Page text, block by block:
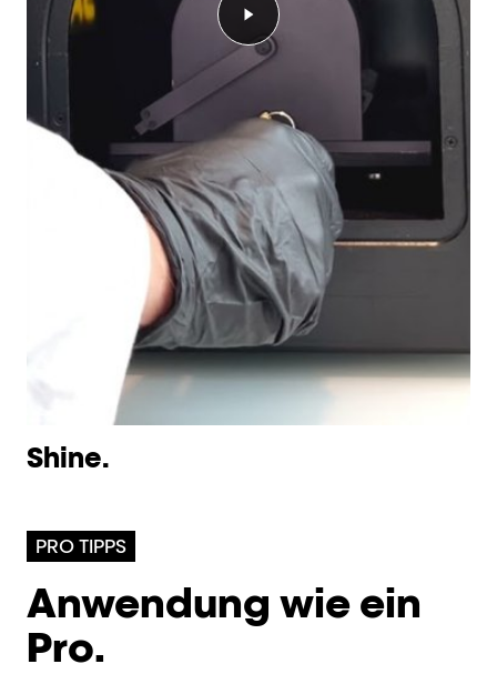
Video abspielen Shine.
Shine.
PRO TIPPS
Anwendung wie ein
Pro.